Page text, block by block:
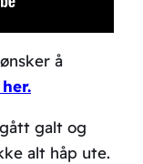
å
galt og
alt håp ute.